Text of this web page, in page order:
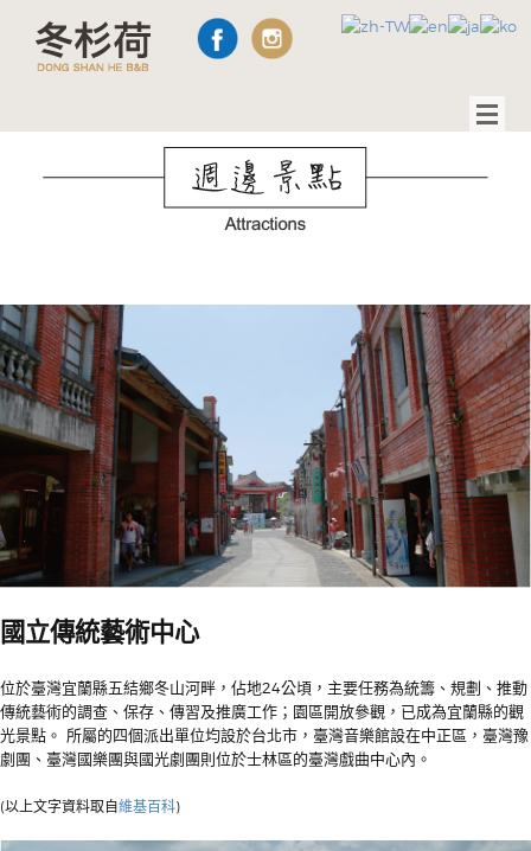
國立傳統藝術中心
位於臺灣宜蘭縣五結鄉冬山河畔，佔地24公頃，主要任務為統籌、規劃、推動
傳統藝術的調查、保存、傳習及推廣工作；園區開放參觀，已成為宜蘭縣的觀
光景點。 所屬的四個派出單位均設於台北市，臺灣音樂館設在中正區，臺灣豫
劇團、臺灣國樂團與國光劇團則位於士林區的臺灣戲曲中心內。
(以上文字資料取自維基百科)